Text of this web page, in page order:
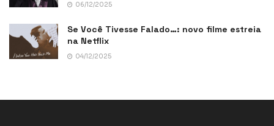
06/12/2025
Se Você Tivesse Falado…: novo filme estreia
na Netflix
04/12/2025